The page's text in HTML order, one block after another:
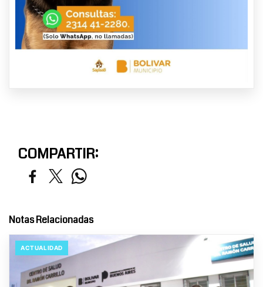
COMPARTIR:
Notas Relacionadas
ACTUALIDAD